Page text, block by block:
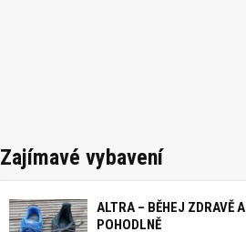
Zajímavé vybavení
ALTRA – BĚHEJ ZDRAVĚ A
POHODLNĚ